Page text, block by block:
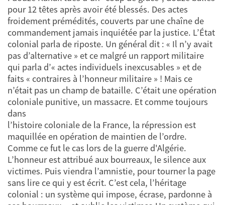
pour 12 têtes après avoir été blessés. Des actes
froidement prémédités, couverts par une chaîne de
commandement jamais inquiétée par la justice. L’État
colonial parla de riposte. Un général dit : « Il n’y avait
pas d’alternative » et ce malgré un rapport militaire
qui parla d’« actes individuels inexcusables » et de
faits « contraires à l’honneur militaire » ! Mais ce
n’était pas un champ de bataille. C’était une opération
coloniale punitive, un massacre. Et comme toujours
dans
l’histoire coloniale de la France, la répression est
maquillée en opération de maintien de l’ordre.
Comme ce fut le cas lors de la guerre d'Algérie.
L’honneur est attribué aux bourreaux, le silence aux
victimes. Puis viendra l’amnistie, pour tourner la page
sans lire ce qui y est écrit. C’est cela, l’héritage
colonial : un système qui impose, écrase, pardonne à